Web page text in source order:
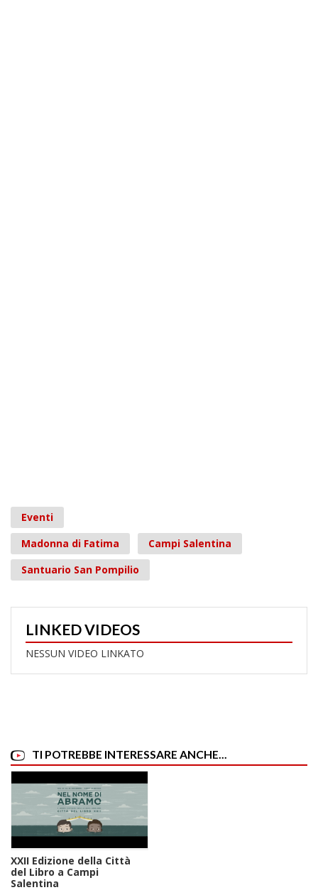
Eventi
Madonna di Fatima
Campi Salentina
Santuario San Pompilio
LINKED VIDEOS
NESSUN VIDEO LINKATO
TI POTREBBE INTERESSARE ANCHE...
XXII Edizione della Città
del Libro a Campi
Salentina